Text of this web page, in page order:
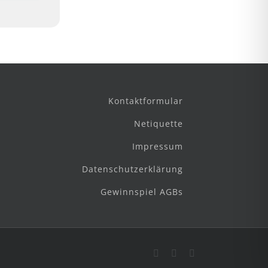
Kontaktformular
Netiquette
Impressum
Datenschutzerklärung
Gewinnspiel AGBs
FacebookInstagram